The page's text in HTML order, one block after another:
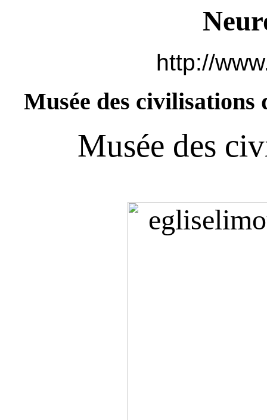
http://
Musée des civilisations
Musée des